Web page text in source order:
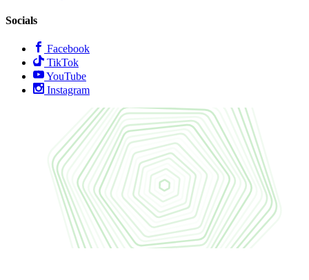
Socials
Facebook
TikTok
YouTube
Instagram